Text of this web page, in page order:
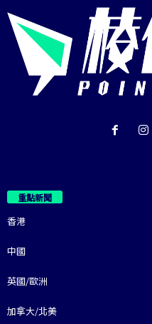
重點新聞
香港
中國
英國/歐洲
加拿大/北美